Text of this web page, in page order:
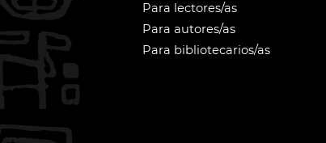
Para lectores/as
Para autores/as
Para bibliotecarios/as